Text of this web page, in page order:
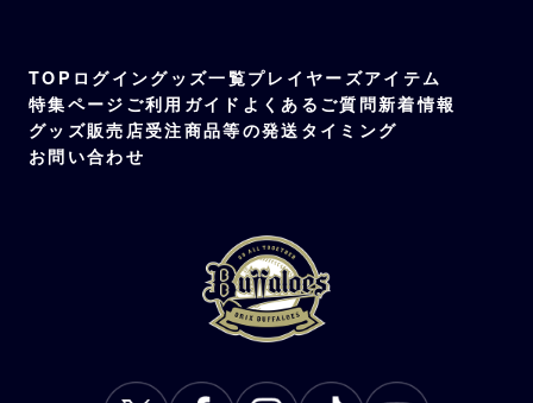
TOP ログイングッズ一覧プレイヤーズアイテム
特集ページ ご利用ガイド よくあるご質問新着情報
グッズ販売店受注商品等の発送タイミング
お問い合わせ